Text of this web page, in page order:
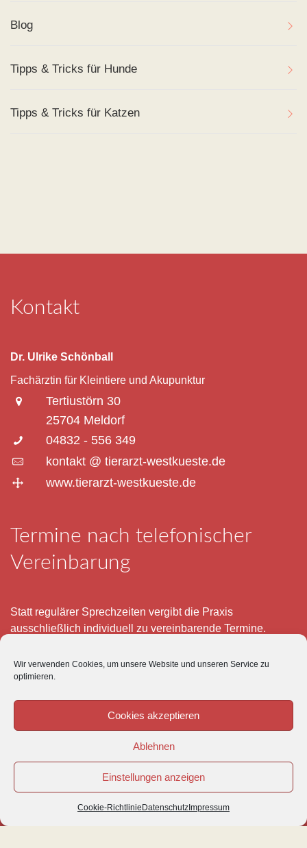
Wir verwenden Cookies, um unsere Website und unseren Service zu
optimieren.
Cookies akzeptieren
Ablehnen
Einstellungen anzeigen
Cookie-Richtlinie Datenschutz Impressum
Blog
Tipps & Tricks für Hunde
Tipps & Tricks für Katzen
Kontakt
Dr. Ulrike Schönball
Fachärztin für Kleintiere und Akupunktur
Tertiustörn 30
25704 Meldorf
04832 - 556 349
kontakt @ tierarzt-westkueste.de
www.tierarzt-westkueste.de
Termine nach telefonischer
Vereinbarung
Statt regulärer Sprechzeiten vergibt die Praxis
ausschließlich individuell zu vereinbarende Termine.
– 12 und 15 – 18 Uhr.
Im Übrigen ist der Tierärztliche Notdienst unter Tel: 0180-